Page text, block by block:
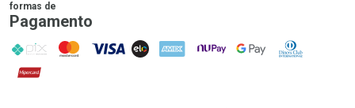
formas de
Pagamento
PIX MasterCard
VISA ELO AMEX NuPay Google PayDiners Club
Hipercard